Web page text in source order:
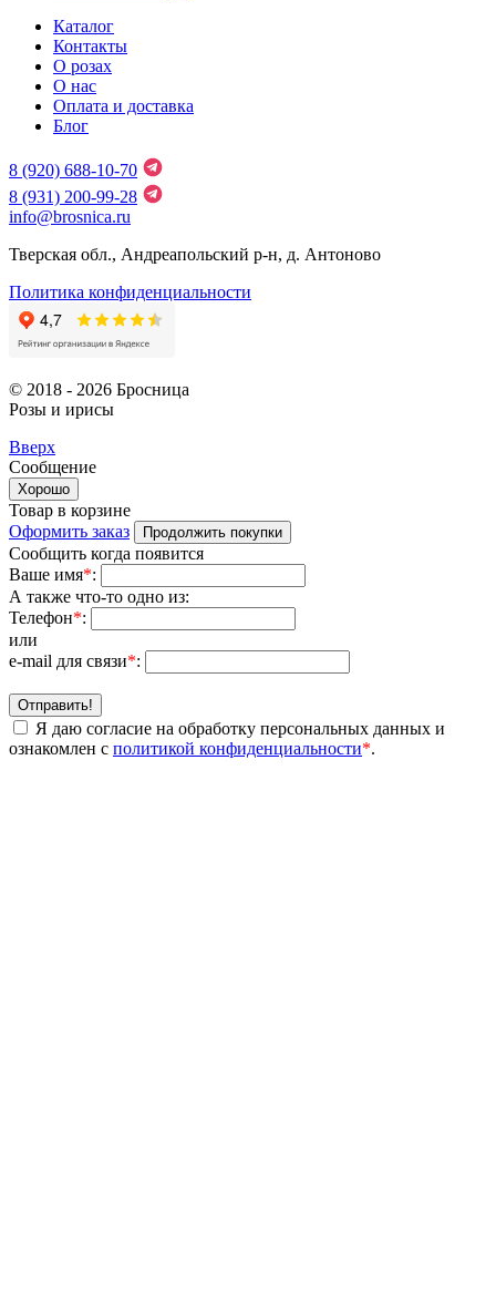
Каталог
Контакты
О розах
О нас
Оплата и доставка
Блог
8 (920) 688-10-70
8 (931) 200-99-28
info@brosnica.ru
Тверская обл., Андреапольский р-н, д. Антоново
Политика конфиденциальности
© 2018 - 2026 Бросница
Розы и ирисы
Вверх
Сообщение
Хорошо
Товар в корзине
Оформить заказ
Продолжить покупки
Сообщить когда появится
Ваше имя*:
А также что-то одно из:
Телефон*:
или
e-mail для связи*:
Отправить!
Я даю согласие на обработку персональных данных и
ознакомлен с политикой конфиденциальности*.